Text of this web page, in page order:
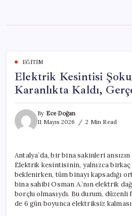
content
EĞITIM
Elektrik Kesintisi
Karanlıkta Kaldı,
By Ece Doğan
11 Mayıs 2026
2 Min Read
Antalya’da, bir bina sakinleri
Elektrik kesintisinin, yalnızca
beklenirken, tüm binayı kapsadığı
bina sahibi Osman A.’nın elektrik
borçlu olmasıydı. Bu durum,
de 6 gün boyunca elektriksiz